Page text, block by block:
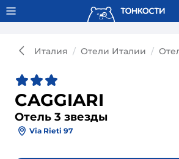
Тонкости используют сookie-файлы.
Италия Отели Италии
CAGGIARI
Отель 3 звезды
Via Rieti 97